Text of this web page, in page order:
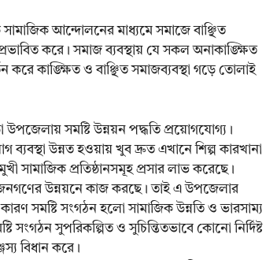
আন্দোলনের মাধ্যমে সমাজে বাঞ্ছিত
করে। সমাজ ব্যবস্থায় যে সকল অনাকাঙ্ক্ষিত
করে কাঙ্ক্ষিত ও বাঞ্ছিত সমাজব্যবস্থা গড়ে তোলাই
সমষ্টি উন্নয়ন পদ্ধতি প্রয়োগযোগ্য।
উন্নত হওয়ায় খুব দ্রুত এখানে শিল্প কারখানা
সামাজিক প্রতিষ্ঠানসমূহ প্রসার লাভ করেছে।
জনগণের উন্নয়নে কাজ করছে। তাই এ উপজেলার
সমষ্টি সংগঠন হলো সামাজিক উন্নতি ও ভারসাম্য
সংগঠন সুপরিকল্পিত ও সুচিন্তিতভাবে কোনো নির্দিষ্ট
বিধান করে।